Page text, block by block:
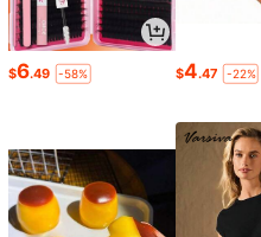
$6.49 -58% $4.47 -22%